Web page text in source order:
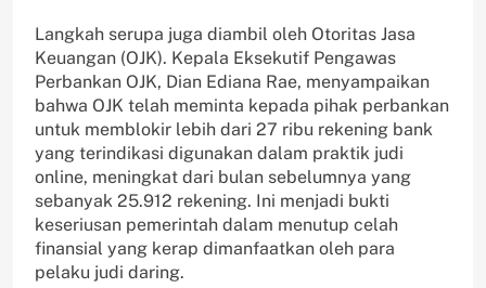
Langkah serupa juga diambil oleh Otoritas Jasa
Keuangan (OJK). Kepala Eksekutif Pengawas
Perbankan OJK, Dian Ediana Rae, menyampaikan
bahwa OJK telah meminta kepada pihak perbankan
untuk memblokir lebih dari 27 ribu rekening bank
yang terindikasi digunakan dalam praktik judi
online, meningkat dari bulan sebelumnya yang
sebanyak 25.912 rekening. Ini menjadi bukti
keseriusan pemerintah dalam menutup celah
finansial yang kerap dimanfaatkan oleh para
pelaku judi daring.